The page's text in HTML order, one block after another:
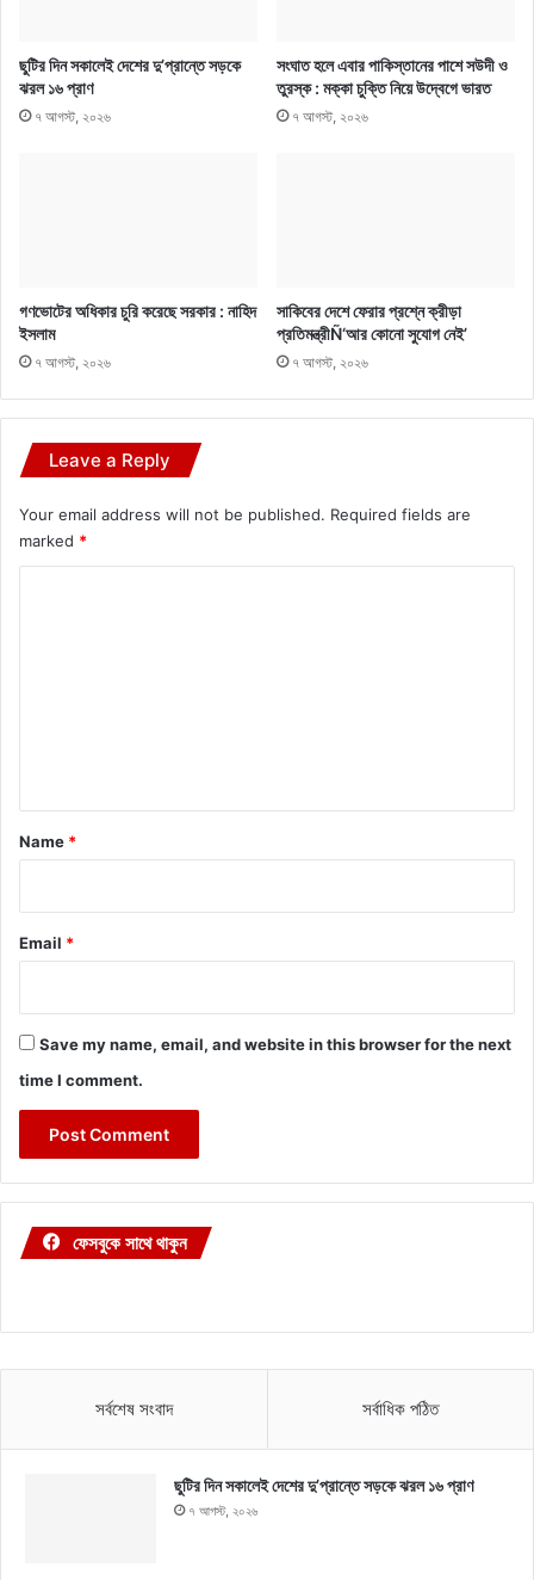
ছুটির দিন সকালেই দেশের দু’প্রান্তে সড়কে
ঝরল ১৬ প্রাণ
৭ আগস্ট, ২০২৬
সংঘাত হলে এবার পাকিস্তানের পাশে সউদী ও
তুরস্ক : মক্কা চুক্তি নিয়ে উদ্বেগে ভারত
৭ আগস্ট, ২০২৬
গণভোটের অধিকার চুরি করেছে সরকার : নাহিদ
ইসলাম
৭ আগস্ট, ২০২৬
সাকিবের দেশে ফেরার প্রশ্নে ক্রীড়া
প্রতিমন্ত্রীÑ‘আর কোনো সুযোগ নেই’
৭ আগস্ট, ২০২৬
Leave a Reply
Your email address will not be published. Required fields are
marked *
*
Name *
Email *
Save my name, email, and website in this browser for the next
time I comment.
ফেসবুকে সাথে থাকুন
সর্বশেষ সংবাদ সর্বাধিক পঠিত
ছুটির দিন সকালেই দেশের দু’প্রান্তে সড়কে ঝরল ১৬ প্রাণ
৭ আগস্ট, ২০২৬